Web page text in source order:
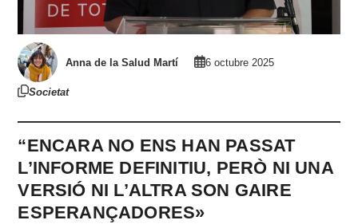
Anna de la Salud Martí 6 octubre 2025
Societat
“ENCARA NO ENS HAN PASSAT
L’INFORME DEFINITIU, PERÒ NI UNA
VERSIÓ NI L’ALTRA SON GAIRE
ESPERANÇADORES»